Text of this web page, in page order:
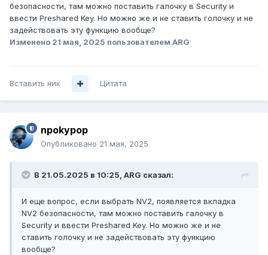
безопасности, там можно поставить галочку в Security и
ввести Preshared Key. Но можно же и не ставить голочку и не
задействовать эту функцию вообще?
Изменено 21 мая, 2025 пользователем ARG
Вставить ник Цитата
npokypop
Опубликовано 21 мая, 2025
В 21.05.2025 в 10:25, ARG сказал:
И еще вопрос, если выбрать NV2, появляется вкладка
NV2 безопасности, там можно поставить галочку в
Security и ввести Preshared Key. Но можно же и не
ставить голочку и не задействовать эту функцию
вообще?